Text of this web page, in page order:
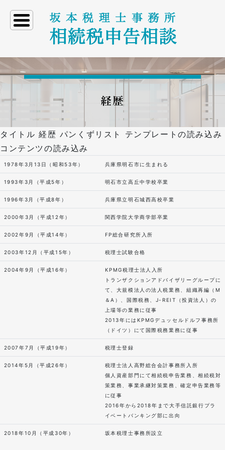
経歴
menu
タイトル 経歴 パンくずリスト テンプレートの読み込み
コンテンツの読み込み
1978年3月13日（昭和53年） 兵庫県明石市に生まれる
1993年3月（平成5年） 明石市立高丘中学校卒業
1996年3月（平成8年） 兵庫県立明石城西高校卒業
2000年3月（平成12年） 関西学院大学商学部卒業
2002年9月（平成14年） FP総合研究所入所
2003年12月（平成15年） 税理士試験合格
2004年9月（平成16年）
KPMG税理士法人入所
トランザクションアドバイザリーグループに
て、大規模法人の法人税業務、組織再編（M
＆A）、国際税務、J-REIT（投資法人）の
上場等の業務に従事
2013年にはKPMGデュッセルドルフ事務所
（ドイツ）にて国際税務業務に従事
2007年7月（平成19年） 税理士登録
2014年5月（平成26年）
税理士法人高野総合会計事務所入所
個人資産部門にて相続税申告業務、相続税対
策業務、事業承継対策業務、確定申告業務等
に従事
2016年から2018年まで大手信託銀行プラ
イベートバンキング部に出向
2018年10月（平成30年） 坂本税理士事務所設立